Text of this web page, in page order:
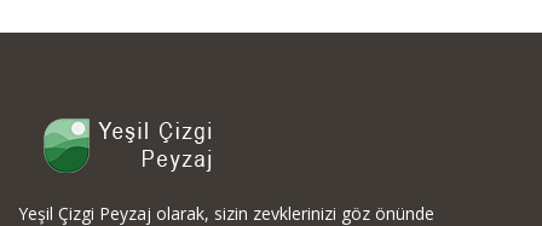
Yeşil Çizgi Peyzaj olarak, sizin zevklerinizi göz önünde